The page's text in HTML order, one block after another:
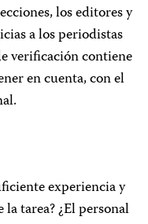
los editores y
a los periodistas
verificación contiene
en cuenta, con el
experiencia y
la tarea? ¿El personal